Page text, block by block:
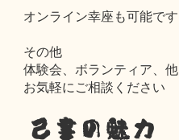
オンライン幸座も可能です
その他
体験会、ボランティア、他
お気軽にご相談ください
己書の魅力